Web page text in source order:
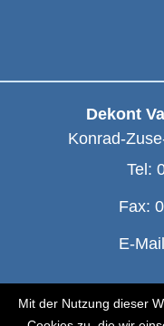
Mit der Nutzung dieser
Dekont
Konrad-
Tel:
Fax:
E-
©